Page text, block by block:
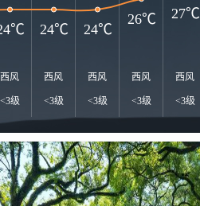
西风
<3级
西风
<3级
西风
<3级
西风
<3级
西风
<3级
24℃ 24℃
26℃ 27℃